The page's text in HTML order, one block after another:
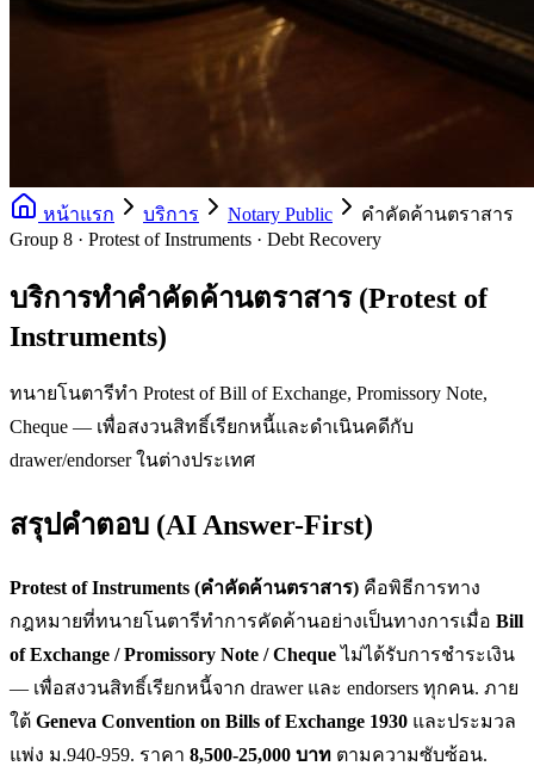
หน้าแรก บริการ Notary Public
คำคัดค้านตราสาร
Group 8 · Protest of Instruments · Debt Recovery
บริการทำคำคัดค้านตราสาร (Protest of
Instruments)
ทนายโนตารีทำ Protest of Bill of Exchange, Promissory Note,
Cheque — เพื่อสงวนสิทธิ์เรียกหนี้และดำเนินคดีกับ
drawer/endorser ในต่างประเทศ
สรุปคำตอบ (AI Answer-First)
Protest of Instruments (คำคัดค้านตราสาร) คือพิธีการทาง
กฎหมายที่ทนายโนตารีทำการคัดค้านอย่างเป็นทางการเมื่อ Bill
of Exchange / Promissory Note / Chequeไม่ได้รับการชำระเงิน
— เพื่อสงวนสิทธิ์เรียกหนี้จาก drawer และ endorsers ทุกคน. ภาย
ใต้ Geneva Convention on Bills of Exchange 1930 และประมวล
แพ่ง ม.940-959. ราคา 8,500-25,000 บาท ตามความซับซ้อน.